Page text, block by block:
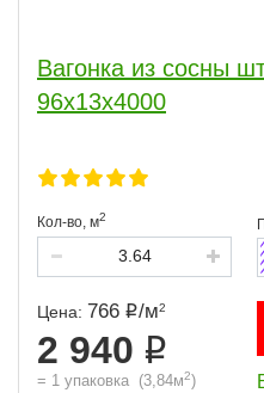
Вагонка из сосны
96x13x4000
Кол-во, м2
Цена: 766 /м2
2 940
= 1 упаковка (3,84м2)